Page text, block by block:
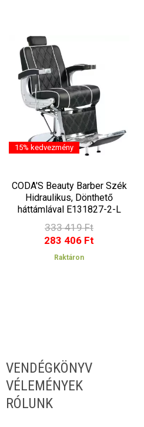
15% kedvezmény
CODA'S Beauty Barber Szék
Hidraulikus, Dönthető
háttámlával E131827-2-L
Fekete
333 419 Ft
283 406 Ft
Raktáron
VENDÉGKÖNYV
VÉLEMÉNYEK
RÓLUNK